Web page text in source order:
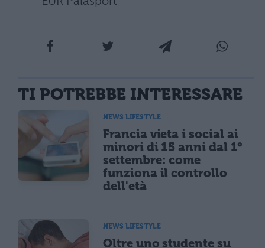
TI POTREBBE INTERESSARE
NEWS LIFESTYLE
Francia vieta i social ai
minori di 15 anni dal 1°
settembre: come
funziona il controllo
dell'età
NEWS LIFESTYLE
Oltre uno studente su